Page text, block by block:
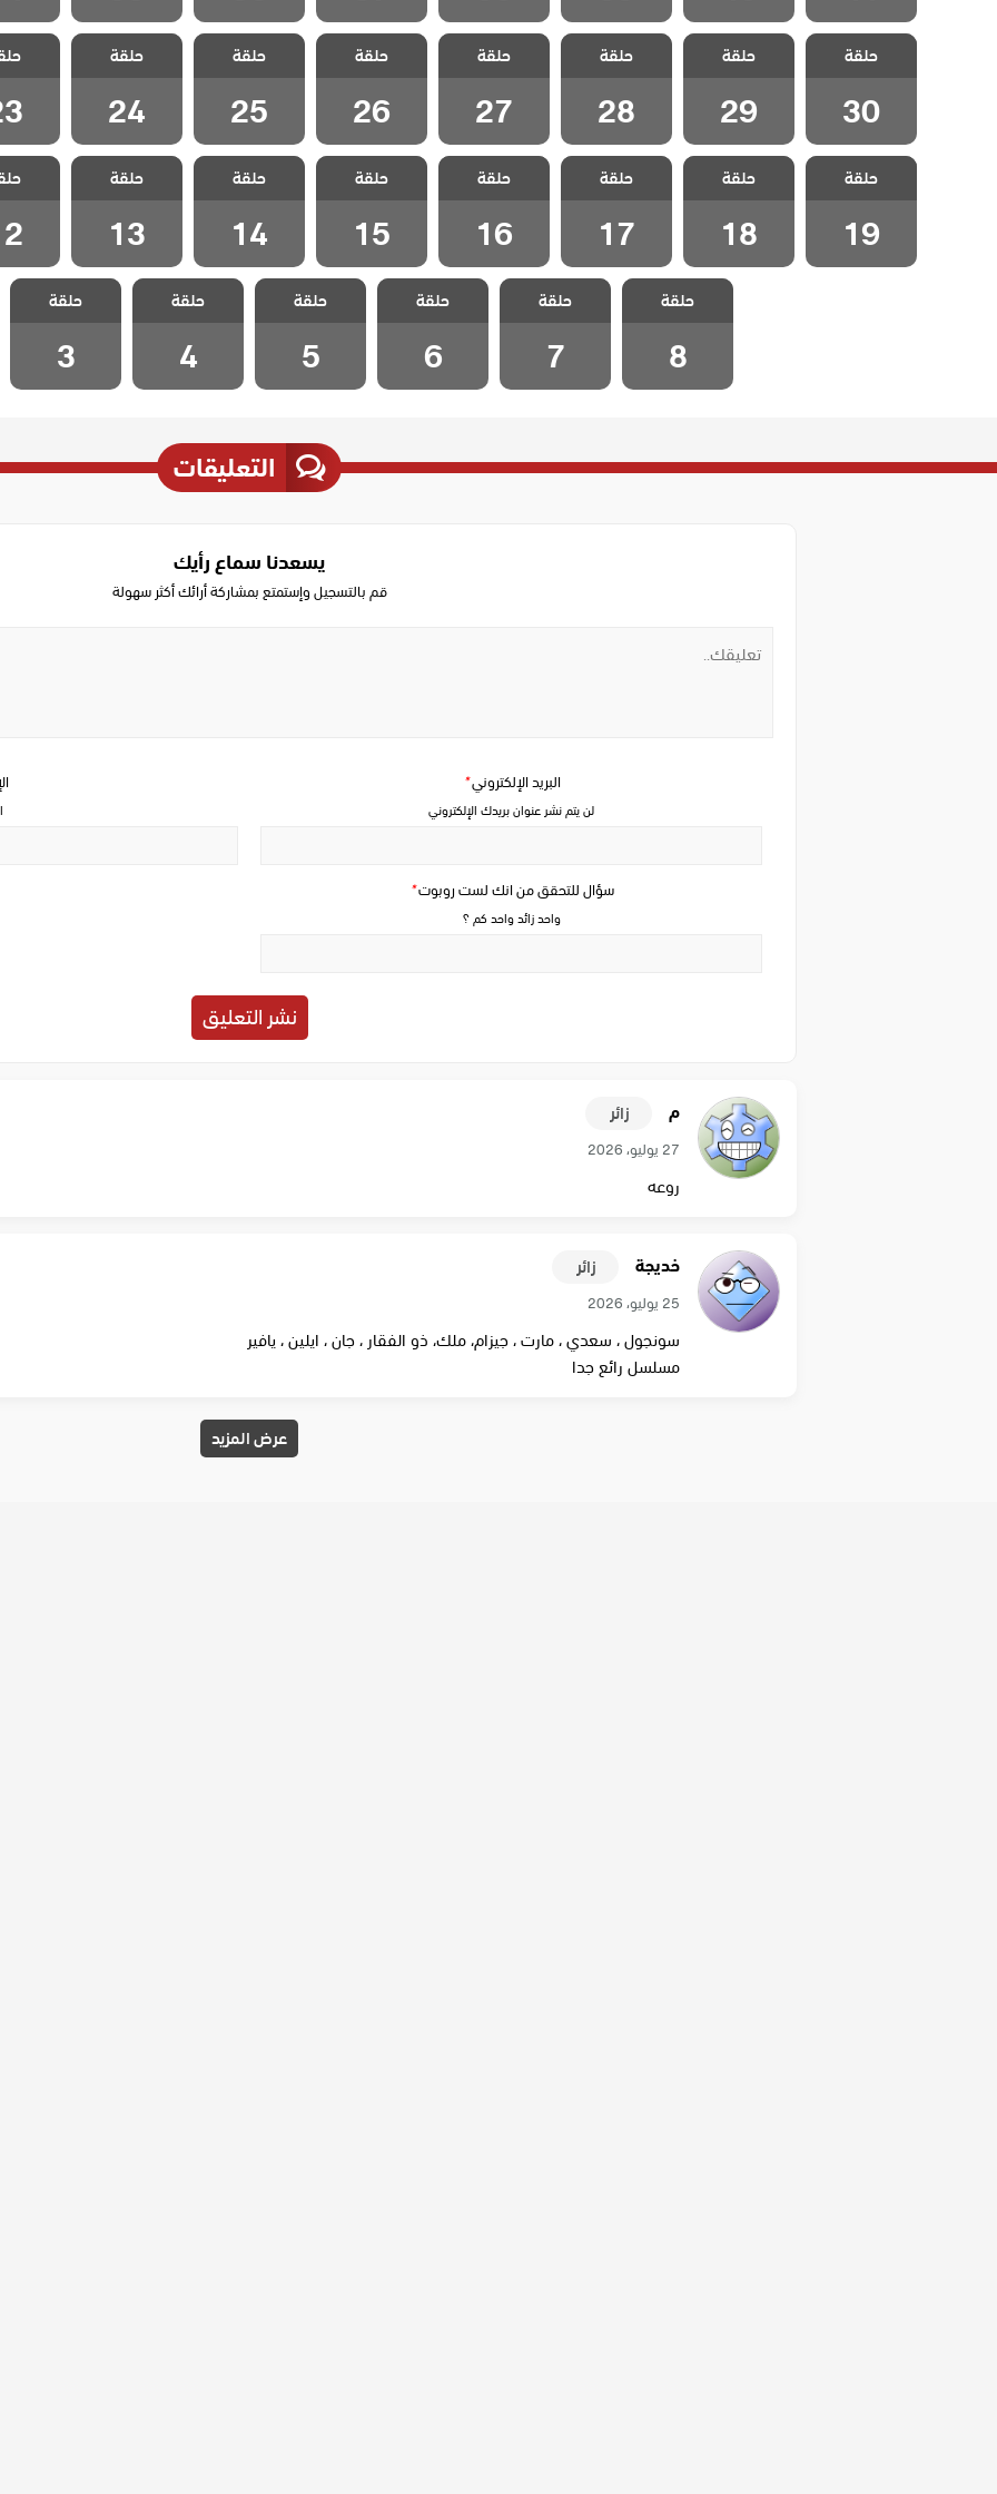
مسلسل لتأتي
الحياة كما تشاء
الحلقة 30
حلقة
30
مسلسل لتأتي
الحياة كما تشاء
الحلقة 29
حلقة
29
مسلسل لتأتي
الحياة كما تشاء
الحلقة 28
حلقة
28
مسلسل لتأتي
الحياة كما تشاء
الحلقة 27
حلقة
27
مسلسل لتأتي
الحياة كما تشاء
الحلقة 26
حلقة
26
مسلسل لتأتي
الحياة كما تشاء
الحلقة 25
حلقة
25
مسلسل لتأتي
الحياة كما تشاء
الحلقة 24
حلقة
24
مسلسل
الحياة
مسلسل لتأتي
الحياة كما تشاء
الحلقة 19
حلقة
19
مسلسل لتأتي
الحياة كما تشاء
الحلقة 18
حلقة
18
مسلسل لتأتي
الحياة كما تشاء
الحلقة 17
حلقة
17
مسلسل لتأتي
الحياة كما تشاء
الحلقة 16
حلقة
16
مسلسل لتأتي
الحياة كما تشاء
الحلقة 15
حلقة
15
مسلسل لتأتي
الحياة كما تشاء
الحلقة 14
حلقة
14
مسلسل لتأتي
الحياة كما تشاء
الحلقة 13
حلقة
13
مسلسل
الحياة
مسلسل لتأتي
الحياة كما تشاء
الحلقة 8
حلقة
8
مسلسل لتأتي
الحياة كما تشاء
الحلقة 7
حلقة
7
مسلسل لتأتي
الحياة كما تشاء
الحلقة 6
حلقة
6
مسلسل لتأتي
الحياة كما تشاء
الحلقة 5
حلقة
5
مسلسل لتأتي
الحياة كما تشاء
الحلقة 4
حلقة
4
مسلسل لتأتي
الحياة كما تشاء
الحلقة 3
حلقة
3
التعليقات
يسعدنا سماع رأيك
قم بالتسجيل وإستمتع بمشاركة أرائك أكثر سهولة
سؤال للتحقق من انك لست روبوت*
واحد زائد واحد كم ؟
البريد الإلكتروني*
لن يتم نشر عنوان بريدك الإلكتروني
م زائر
27 يوليو، 2026
روعه
خديجة زائر
25 يوليو، 2026
سونجول ، سعدي ، مارت ، جيزام، ملك، ذو الفقار ، جان ، ايلين ، يافير
مسلسل رائع جدا
عرض المزيد